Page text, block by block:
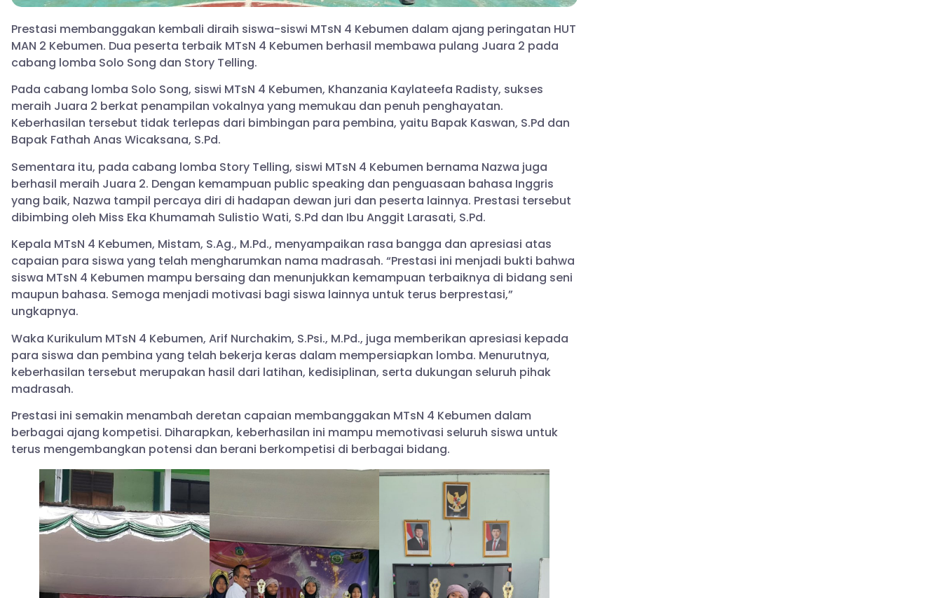
Prestasi membanggakan kembali diraih siswa-siswi MTsN 4 Kebumen dalam ajang peringatan HUT
MAN 2 Kebumen. Dua peserta terbaik MTsN 4 Kebumen berhasil membawa pulang Juara 2 pada
cabang lomba Solo Song dan Story Telling.
Pada cabang lomba Solo Song, siswi MTsN 4 Kebumen, Khanzania Kaylateefa Radisty, sukses
meraih Juara 2 berkat penampilan vokalnya yang memukau dan penuh penghayatan.
Keberhasilan tersebut tidak terlepas dari bimbingan para pembina, yaitu Bapak Kaswan, S.Pd dan
Bapak Fathah Anas Wicaksana, S.Pd.
Sementara itu, pada cabang lomba Story Telling, siswi MTsN 4 Kebumen bernama Nazwa juga
berhasil meraih Juara 2. Dengan kemampuan public speaking dan penguasaan bahasa Inggris
yang baik, Nazwa tampil percaya diri di hadapan dewan juri dan peserta lainnya. Prestasi tersebut
dibimbing oleh Miss Eka Khumamah Sulistio Wati, S.Pd dan Ibu Anggit Larasati, S.Pd.
Kepala MTsN 4 Kebumen, Mistam, S.Ag., M.Pd., menyampaikan rasa bangga dan apresiasi atas
capaian para siswa yang telah mengharumkan nama madrasah. “Prestasi ini menjadi bukti bahwa
siswa MTsN 4 Kebumen mampu bersaing dan menunjukkan kemampuan terbaiknya di bidang seni
maupun bahasa. Semoga menjadi motivasi bagi siswa lainnya untuk terus berprestasi,”
ungkapnya.
Waka Kurikulum MTsN 4 Kebumen, Arif Nurchakim, S.Psi., M.Pd., juga memberikan apresiasi kepada
para siswa dan pembina yang telah bekerja keras dalam mempersiapkan lomba. Menurutnya,
keberhasilan tersebut merupakan hasil dari latihan, kedisiplinan, serta dukungan seluruh pihak
madrasah.
Prestasi ini semakin menambah deretan capaian membanggakan MTsN 4 Kebumen dalam
berbagai ajang kompetisi. Diharapkan, keberhasilan ini mampu memotivasi seluruh siswa untuk
terus mengembangkan potensi dan berani berkompetisi di berbagai bidang.